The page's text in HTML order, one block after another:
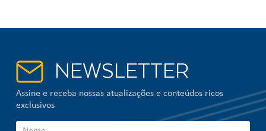
NEWSLETTER
Assine e receba nossas atualizações e conteúdos ricos
exclusivos